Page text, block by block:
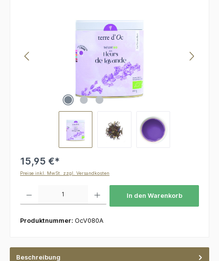
15,95 €*
Preise inkl. MwSt. zzgl. Versandkosten
In den Warenkorb
Produktnummer: OcV080A
Beschreibung